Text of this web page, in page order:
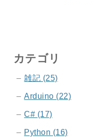
カテゴリ
雑記 (25)
Arduino (22)
C# (17)
Python (16)